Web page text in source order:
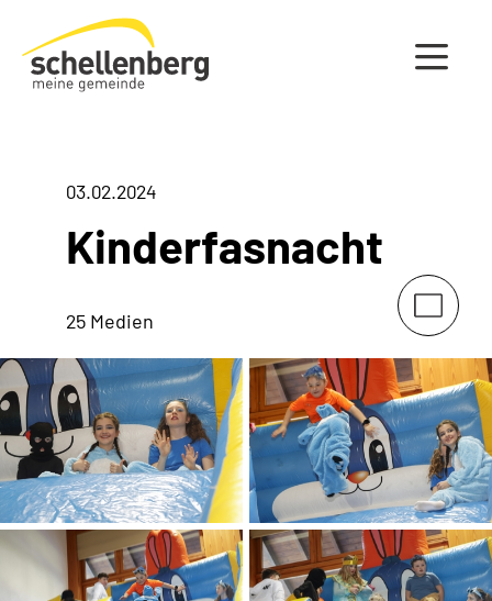
Gemeinde Schellenberg Startseite
03.02.2024
Kinderfasnacht
25 Medien